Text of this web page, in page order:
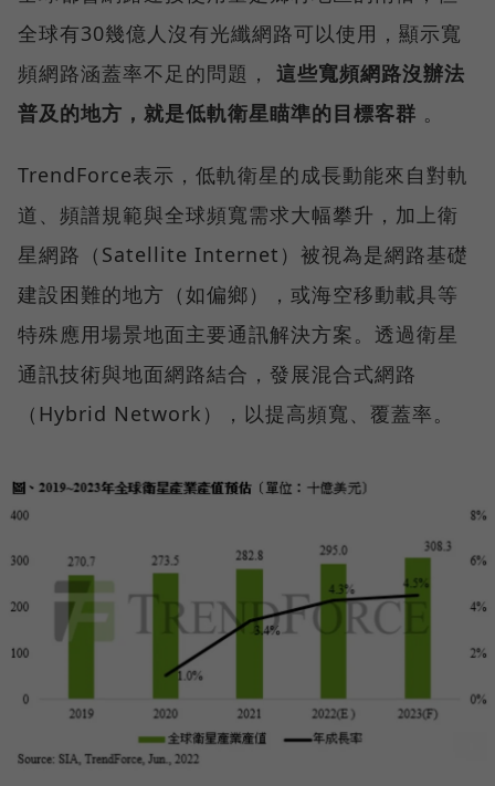
全球有30幾億人沒有光纖網路可以使用，顯示寬
頻網路涵蓋率不足的問題， 這些寬頻網路沒辦法
普及的地方，就是低軌衛星瞄準的目標客群 。
TrendForce表示，低軌衛星的成長動能來自對軌
道、頻譜規範與全球頻寬需求大幅攀升，加上衛
星網路（Satellite Internet）被視為是網路基礎
建設困難的地方（如偏鄉），或海空移動載具等
特殊應用場景地面主要通訊解決方案。透過衛星
通訊技術與地面網路結合，發展混合式網路
（Hybrid Network），以提高頻寬、覆蓋率。